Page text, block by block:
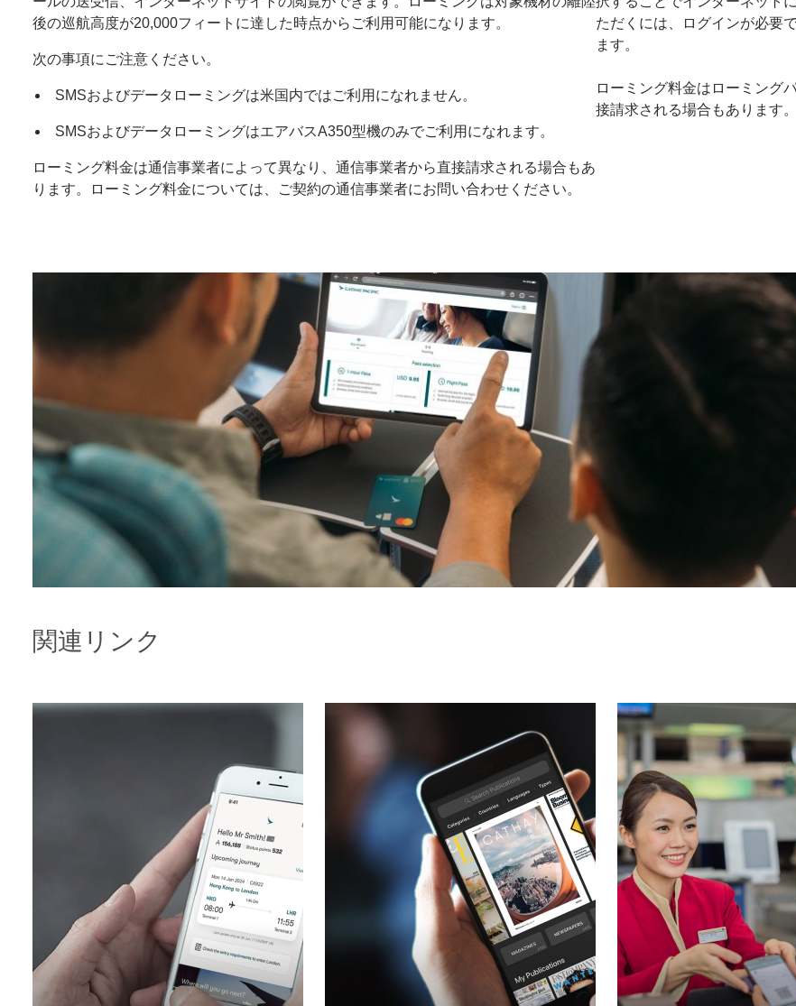
後の巡航高度が20,000フィートに達した時点からご利用可能になります。
次の事項にご注意ください。
SMSおよびデータローミングは米国内ではご利用になれません。
SMSおよびデータローミングはエアバスA350型機のみでご利用になれます。
ローミング料金は通信事業者によって異なり、通信事業者から直接請求される場合もあ
ります。ローミング料金については、ご契約の通信事業者にお問い合わせください。
ただくには、ログインが必要
ます。
ローミング料金はローミング
接請求される場合もあります。
関連リンク